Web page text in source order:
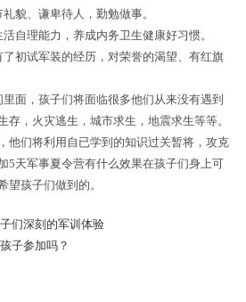
、谦卑待人，勤勉做事。
理能力，养成内务卫生健康好习惯。
初试军装的经历，对荣誉的渴望、有红旗
，孩子们将面临很多他们从来没有遇到
存，火灾逃生，城市求生，地震求生等等。
他们将利用自已学到的知识过关暂将，攻克
5天军事夏令营有什么效果在孩子们身上可
望孩子们做到的。
们深刻的军训体验
子参加吗？